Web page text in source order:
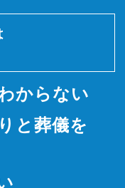
からない
と 葬儀を